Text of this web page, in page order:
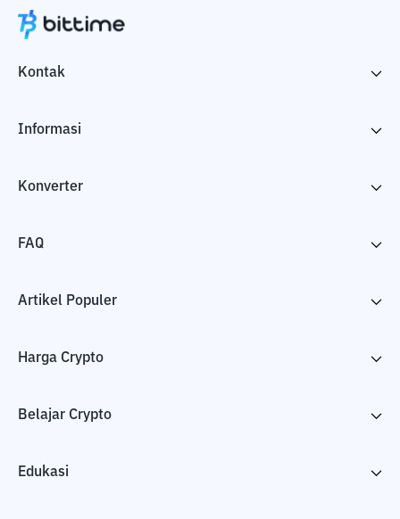
Kontak
Informasi
Konverter
FAQ
Artikel Populer
Harga Crypto
Belajar Crypto
Edukasi